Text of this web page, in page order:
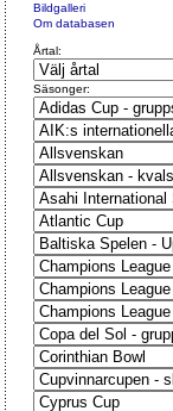
Bildgalleri
Om databasen
Årtal:
Säsonger: